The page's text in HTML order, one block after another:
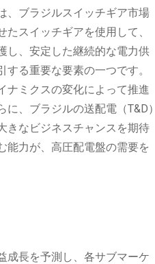
、ブラジルスイッチギア市場
スイッチギアを使用して、
し、安定した継続的な電力供
る重要な要素の一つです。
ナミクスの変化によって推進
、ブラジルの送配電（T&D）
きなビジネスチャンスを期待
能力が、高圧配電盤の需要を
成長を予測し、各サブマーケ